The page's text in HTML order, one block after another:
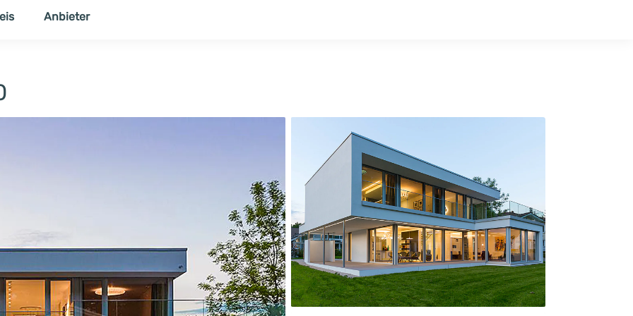
THEMENWELT
Anbieter